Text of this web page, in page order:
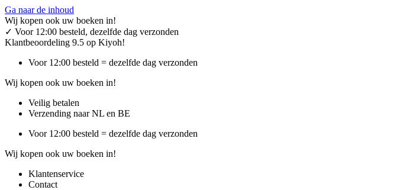
Ga naar de inhoud
Wij kopen ook uw boeken in!
✓ Voor 12:00 besteld, dezelfde dag verzonden
Klantbeoordeling 9.5 op Kiyoh!
Voor 12:00 besteld = dezelfde dag verzonden
Wij kopen ook uw boeken in!
Veilig betalen
Verzending naar NL en BE
Voor 12:00 besteld = dezelfde dag verzonden
Wij kopen ook uw boeken in!
Klantenservice
Contact